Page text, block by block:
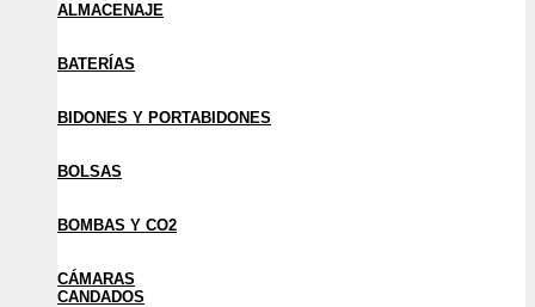
ALMACENAJE
BATERÍAS
BIDONES Y PORTABIDONES
BOLSAS
BOMBAS Y CO2
CÁMARAS
CANDADOS